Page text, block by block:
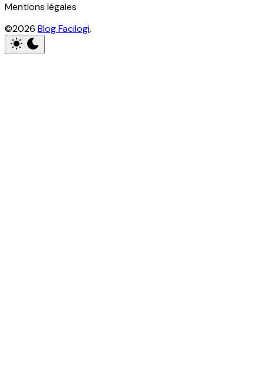
Mentions légales
©2026 Blog Facilogi.